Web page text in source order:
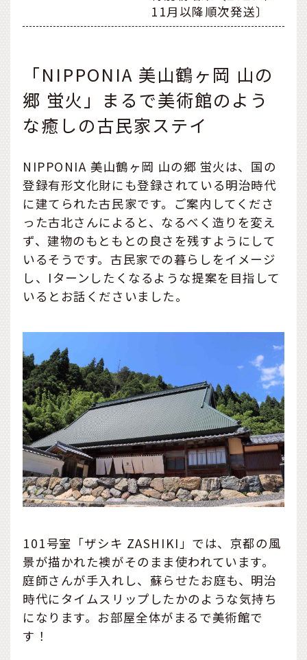
11月以降順次発送〕
「NIPPONIA 美山鶴ヶ岡 山の
郷 蛍火」まるで美術館のよう
な癒しの古民家ステイ
NIPPONIA 美山鶴ヶ岡 山の郷 蛍火は、国の
登録有形文化財にも登録されている明治時代
に建てられた古民家です。ご案内してくださ
った古北さんによると、なるべく造りを変え
ず、建物のもともとの良さを残すようにして
いるそうです。古民家での暮らしをイメージ
し、Iターンしたくなるような提案を目指して
いるとお話くださいました。
101号室「ザシキ ZASHIKI」では、京都の風
景が描かれた襖がそのまま使われています。
庭師さんが手入れし、蘇らせたお庭も、明治
時代にタイムスリップしたかのような気持ち
になります。お部屋全体がまるで美術館で
す！